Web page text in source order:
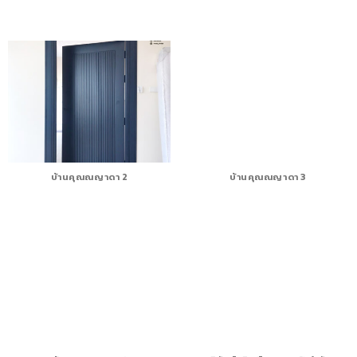
บ้านคุณณญาดา 2 บ้านคุณณญาดา 3